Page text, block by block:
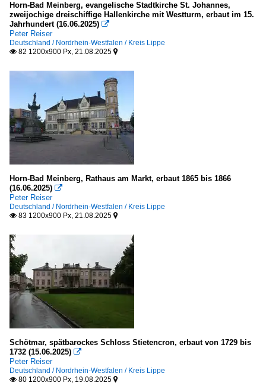
Horn-Bad Meinberg, evangelische Stadtkirche St. Johannes,
zweijochige dreischiffige Hallenkirche mit Westturm, erbaut im 15.
Jahrhundert (16.06.2025) 
Peter Reiser
Deutschland / Nordrhein-Westfalen / Kreis Lippe
 82 1200x900 Px, 21.08.2025 
Horn-Bad Meinberg, Rathaus am Markt, erbaut 1865 bis 1866
(16.06.2025) 
Peter Reiser
Deutschland / Nordrhein-Westfalen / Kreis Lippe
 83 1200x900 Px, 21.08.2025 
Schötmar, spätbarockes Schloss Stietencron, erbaut von 1729 bis
1732 (15.06.2025) 
Peter Reiser
Deutschland / Nordrhein-Westfalen / Kreis Lippe
 80 1200x900 Px, 19.08.2025 